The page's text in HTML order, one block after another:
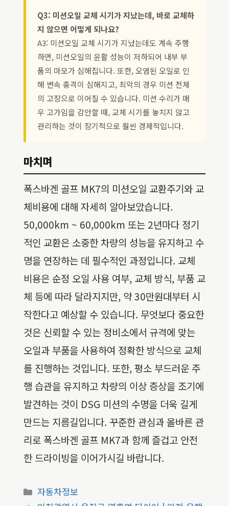
Q3: 미션오일 교체 시기가 지났는데, 바로 교체하
지 않으면 어떻게 되나요?
A3: 미션오일 교체 시기가 지났는데도 계속 주행
하면, 미션오일의 윤활 성능이 저하되어 내부 부
품의 마모가 심해집니다. 또한, 오염된 오일로 인
해 변속 충격이 심해지고, 최악의 경우 미션 전체
의 고장으로 이어질 수 있습니다. 미션 수리가 매
우 고가임을 감안할 때, 교체 시기를 놓치지 않고
관리하는 것이 장기적으로 훨씬 경제적입니다.
마치며
폭스바겐 골프 MK7의 미션오일 교환주기와 교
체비용에 대해 자세히 알아보았습니다.
50,000km ~ 60,000km 또는 2년마다 정기
적인 교환은 소중한 차량의 성능을 유지하고 수
명을 연장하는 데 필수적인 과정입니다. 교체
비용은 순정 오일 사용 여부, 교체 방식, 부품 교
체 등에 따라 달라지지만, 약 30만원대부터 시
작한다고 예상할 수 있습니다. 무엇보다 중요한
것은 신뢰할 수 있는 정비소에서 규격에 맞는
오일과 부품을 사용하여 정확한 방식으로 교체
를 진행하는 것입니다. 또한, 평소 부드러운 주
행 습관을 유지하고 차량의 이상 증상을 조기에
발견하는 것이 DSG 미션의 수명을 더욱 길게
만드는 지름길입니다. 꾸준한 관심과 올바른 관
리로 폭스바겐 골프 MK7과 함께 즐겁고 안전
한 드라이빙을 이어가시길 바랍니다.
카
테
자동차정보